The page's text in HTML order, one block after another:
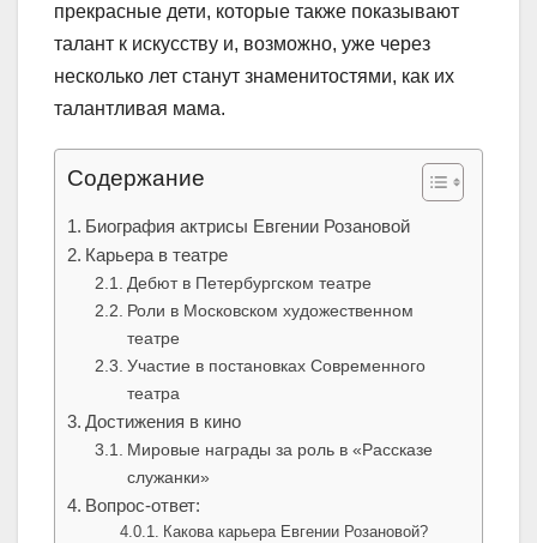
прекрасные дети, которые также показывают
талант к искусству и, возможно, уже через
несколько лет станут знаменитостями, как их
талантливая мама.
Содержание
Биография актрисы Евгении Розановой
Карьера в театре
Дебют в Петербургском театре
Роли в Московском художественном
театре
Участие в постановках Современного
театра
Достижения в кино
Мировые награды за роль в «Рассказе
служанки»
Вопрос-ответ:
Какова карьера Евгении Розановой?